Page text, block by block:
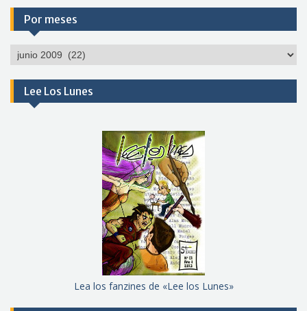
Por meses
Por
Lee Los Lunes
Lea los fanzines de «Lee los Lunes»